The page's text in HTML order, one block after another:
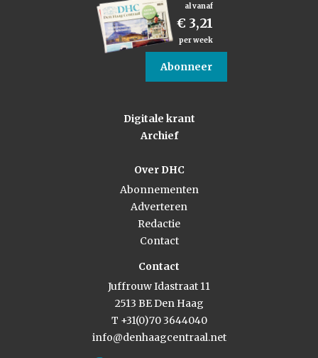
al vanaf
€ 3,21
per week
Abonneer
Digitale krant
Archief
Over DHC
Abonnementen
Adverteren
Redactie
Contact
Contact
Juffrouw Idastraat 11
2513 BE Den Haag
T +31(0)70 3644040
info@denhaagcentraal.net